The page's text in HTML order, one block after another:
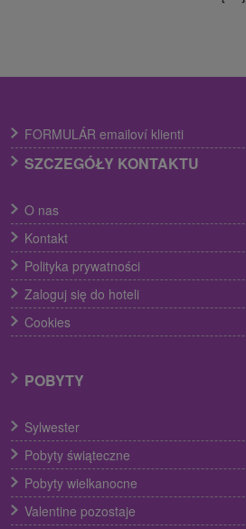
FORMULÁR emailoví klienti
SZCZEGÓŁY KONTAKTU
O nas
Kontakt
Polityka prywatności
Zaloguj się do hoteli
Cookies
POBYTY
Sylwester
Pobyty świąteczne
Pobyty wielkanocne
Valentine pozostaje